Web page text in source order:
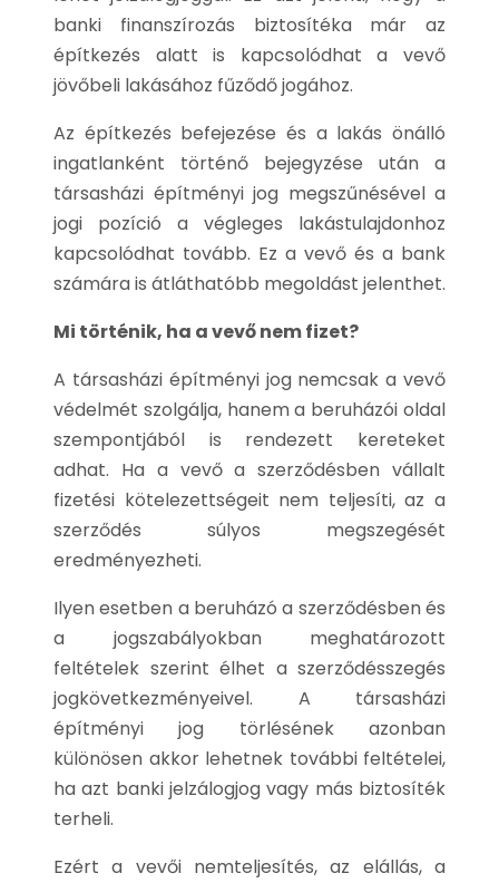
banki finanszírozás biztosítéka már az
építkezés alatt is kapcsolódhat a vevő
jövőbeli lakásához fűződő jogához.
Az építkezés befejezése és a lakás önálló
ingatlanként történő bejegyzése után a
társasházi építményi jog megszűnésével a
jogi pozíció a végleges lakástulajdonhoz
kapcsolódhat tovább. Ez a vevő és a bank
számára is átláthatóbb megoldást jelenthet.
Mi történik, ha a vevő nem fizet?
A társasházi építményi jog nemcsak a vevő
védelmét szolgálja, hanem a beruházói oldal
szempontjából is rendezett kereteket
adhat. Ha a vevő a szerződésben vállalt
fizetési kötelezettségeit nem teljesíti, az a
szerződés súlyos megszegését
eredményezheti.
Ilyen esetben a beruházó a szerződésben és
a jogszabályokban meghatározott
feltételek szerint élhet a szerződésszegés
jogkövetkezményeivel. A társasházi
építményi jog törlésének azonban
különösen akkor lehetnek további feltételei,
ha azt banki jelzálogjog vagy más biztosíték
terheli.
Ezért a vevői nemteljesítés, az elállás, a